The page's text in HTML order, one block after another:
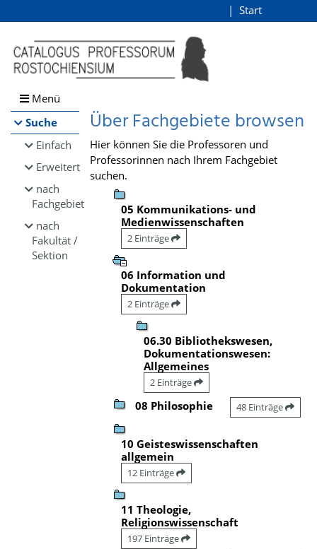
Browsen
direkt zum Inhalt
Start
Menü
Suche
Einfach
Erweitert
nach
Fachgebiet
nach
Fakultät /
Sektion
Über Fachgebiete browsen
Hier können Sie die Professoren und
Professorinnen nach Ihrem Fachgebiet
suchen.
05 Kommunikations- und
Medienwissenschaften
2 Einträge
06 Information und
Dokumentation
2 Einträge
06.30 Bibliothekswesen,
Dokumentationswesen:
Allgemeines
2 Einträge
08 Philosophie 48 Einträge
10 Geisteswissenschaften
allgemein
12 Einträge
11 Theologie,
Religionswissenschaft
197 Einträge